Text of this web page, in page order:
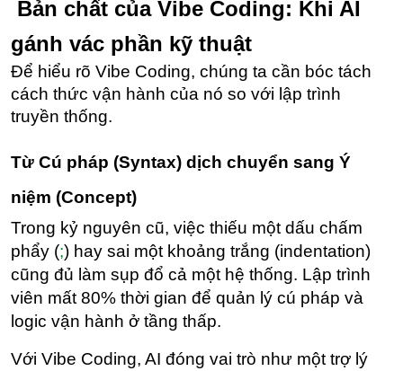
gánh vác phần kỹ thuật
Để hiểu rõ Vibe Coding, chúng ta cần bóc tách
cách thức vận hành của nó so với lập trình
truyền thống.
Từ Cú pháp (Syntax) dịch chuyển sang Ý
niệm (Concept)
Trong kỷ nguyên cũ, việc thiếu một dấu chấm
phẩy (;) hay sai một khoảng trắng (indentation)
cũng đủ làm sụp đổ cả một hệ thống. Lập trình
viên mất 80% thời gian để quản lý cú pháp và
logic vận hành ở tầng thấp.
Với Vibe Coding, AI đóng vai trò như một trợ lý